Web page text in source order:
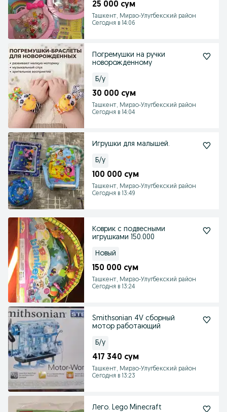
25 000 сум
Ташкент, Мирзо-Улугбекский район
Сегодня в 14:06
Погремушки на ручки
новорожденному
Б/у
30 000 сум
Ташкент, Мирзо-Улугбекский район
Сегодня в 14:04
Игрушки для малышей.
Б/у
100 000 сум
Ташкент, Мирзо-Улугбекский район
Сегодня в 13:49
Коврик с подвесными
игрушками 150.000
Новый
150 000 сум
Ташкент, Мирзо-Улугбекский район
Сегодня в 13:24
Smithsonian 4V сборный
мотор работающий
Б/у
417 340 сум
Ташкент, Мирзо-Улугбекский район
Сегодня в 13:23
Лего. Lego Minecraft